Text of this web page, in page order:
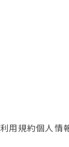
利用規約個人情